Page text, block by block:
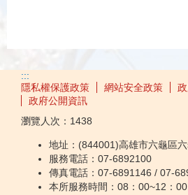
:::
隱私權保護政策
網站安全政策
政府公開資訊
瀏覽人次： 1438
地址：(844001)高雄市六龜區
服務電話：07-6892100
傳真電話：07-6891146 / 07-
本所服務時間：08：00~12：